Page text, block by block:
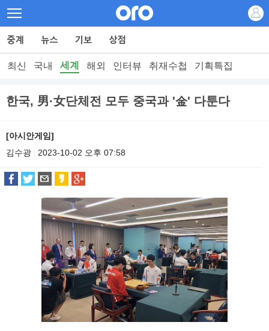
최신 국내 세계 해외 인터뷰 취재수첩 기획특집
한국, 男·女단체전 모두 중국과 '金' 다툰다
[아시안게임]
김수광
2023-10-02 오후 07:58